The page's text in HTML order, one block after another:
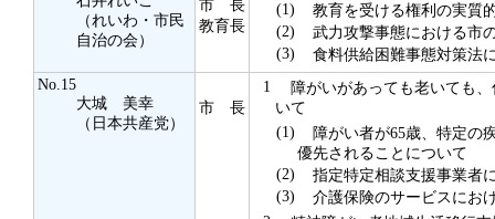
（れいわ・市民
自治の会）
市 長
教育長
(1)
教育を受ける権利の実質
(2)
武力攻撃事態における市
(3)
食料供給困難事態対策法
No.15
大城 美幸
（日本共産党）
市 長
1
障がいがあっても老いても、
いて
(1)
障がい者が65歳、特定の
優先されることについて
(2)
指定特定相談支援事業者
(3)
介護保険のサービスにお